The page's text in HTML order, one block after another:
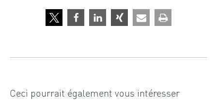
Ceci pourrait également vous intéresser